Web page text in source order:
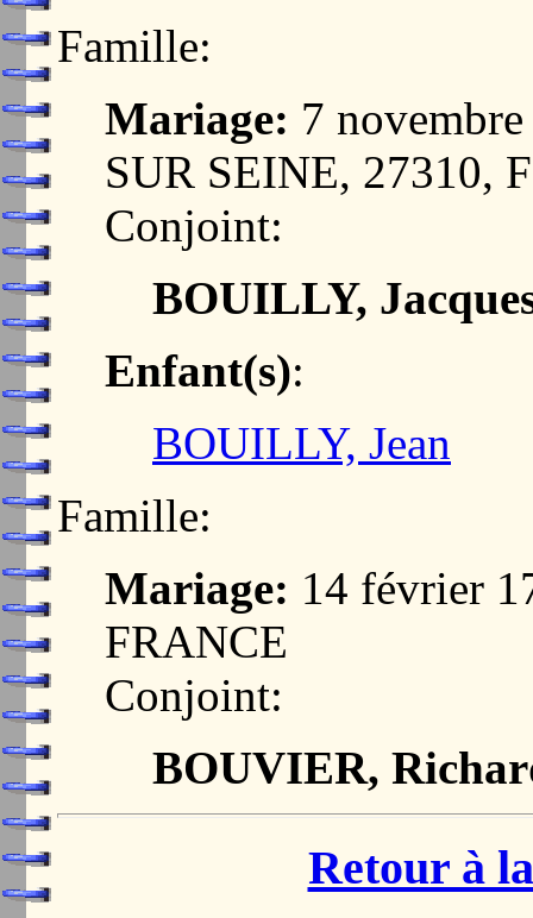
Famille:
Mariage: 7
SUR SEINE, 27310,
Conjoint:
BOUILLY,
Enfant(s):
BOUILLY, Jean
Famille:
Mariage: 14 février
FRANCE
Conjoint:
BOUVIER,
Retour à